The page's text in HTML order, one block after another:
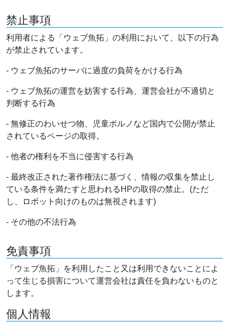
禁止事項
利用者による「ウェブ魚拓」の利用において、以下の行為
が禁止されています。
- ウェブ魚拓のサーバに過度の負荷をかける行為
- ウェブ魚拓の運営を妨害する行為、運営会社が不適切と
判断する行為
- 無修正のわいせつ物、児童ポルノなど国内で公開が禁止
されているページの取得。
- 他者の権利を不当に侵害する行為
- 最終改正された著作権法に基づく、情報の収集を禁止し
ている条件を満たすと思われるHPの取得の禁止。(ただ
し、ロボット向けのものは無視されます)
- その他の不法行為
免責事項
「ウェブ魚拓」を利用したこと又は利用できないことによ
って生じる損害について運営会社は責任を負わないものと
します。
個人情報